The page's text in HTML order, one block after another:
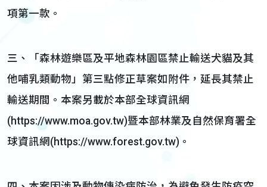
項第一款。
三、「森林遊樂區及平地森林園區禁止輸送犬貓及其
他哺乳類動物」第三點修正草案如附件，延長其禁止
輸送期間。本案另載於本部全球資訊網
(https://www.moa.gov.tw)暨本部林業及自然保育署全
球資訊網(https://www.forest.gov.tw)。